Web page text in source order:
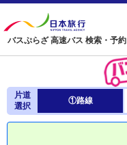
バスぷらざ 高速バス 検索・予約
片道
選択
①路線